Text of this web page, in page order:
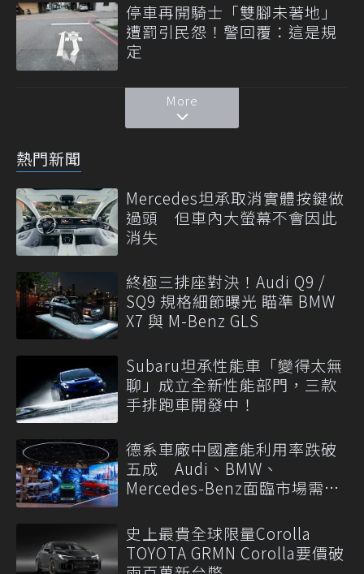
停車再開騎士「雙腳未著地」
遭罰引民怨！警回覆：這是規
定
More
熱門新聞
Mercedes坦承取消實體按鍵做
過頭 但車內大螢幕不會因此
消失
終極三排座對決！Audi Q9 /
SQ9 規格細節曝光 瞄準 BMW
X7 與 M-Benz GLS
Subaru坦承性能車「變得太無
聊」成立全新性能部門，三款
手排跑車開發中！
德系車廠中國產能利用率跌破
五成 Audi、BMW、
Mercedes-Benz面臨市場需求
史上最貴全球限量Corolla
TOYOTA GRMN Corolla要價破